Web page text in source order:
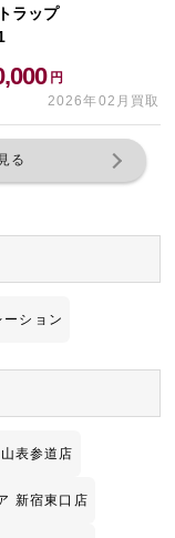
ラップ
円
2026年02月買取
る
ーション
表参道店
新宿東口店